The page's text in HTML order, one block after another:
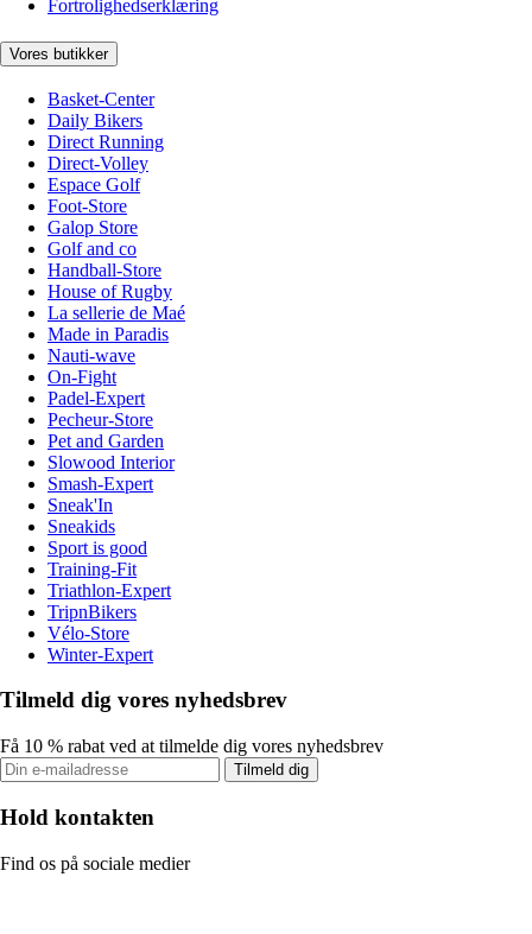
Fortrolighedserklæring
Vores butikker
Basket-Center
Daily Bikers
Direct Running
Direct-Volley
Espace Golf
Foot-Store
Galop Store
Golf and co
Handball-Store
House of Rugby
La sellerie de Maé
Made in Paradis
Nauti-wave
On-Fight
Padel-Expert
Pecheur-Store
Pet and Garden
Slowood Interior
Smash-Expert
Sneak'In
Sneakids
Sport is good
Training-Fit
Triathlon-Expert
TripnBikers
Vélo-Store
Winter-Expert
Tilmeld dig vores nyhedsbrev
Få 10 % rabat ved at tilmelde dig vores nyhedsbrev
Tilmeld dig
Hold kontakten
Find os på sociale medier